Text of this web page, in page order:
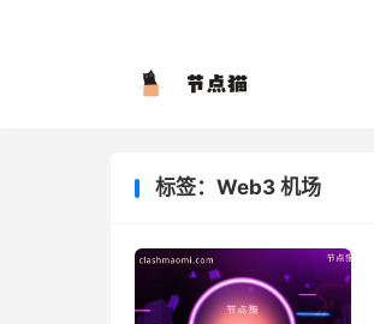
标签：Web3 机场